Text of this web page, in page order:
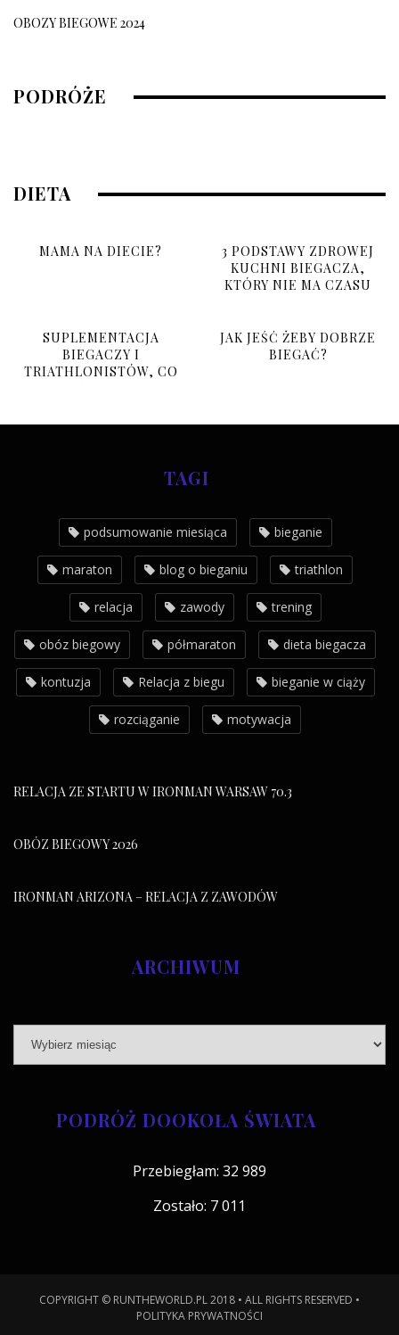
OBOZY BIEGOWE 2024
PODRÓŻE
DIETA
MAMA NA DIECIE?
3 PODSTAWY ZDROWEJ
KUCHNI BIEGACZA,
KTÓRY NIE MA CZASU
SUPLEMENTACJA
BIEGACZY I
TRIATHLONISTÓW, CO
JAK JEŚĆ ŻEBY DOBRZE
BIEGAĆ?
TAGI
podsumowanie miesiąca bieganie
maraton blog o bieganiu triathlon
relacja zawody trening
obóz biegowy półmaraton dieta biegacza
kontuzja Relacja z biegu bieganie w ciąży
rozciąganie motywacja
RELACJA ZE STARTU W IRONMAN WARSAW 70.3
OBÓZ BIEGOWY 2026
IRONMAN ARIZONA – RELACJA Z ZAWODÓW
ARCHIWUM
PODRÓŻ DOOKOŁA ŚWIATA
Przebiegłam: 32 989
Zostało: 7 011
COPYRIGHT © RUNTHEWORLD.PL 2018 • ALL RIGHTS RESERVED •
POLITYKA PRYWATNOŚCI